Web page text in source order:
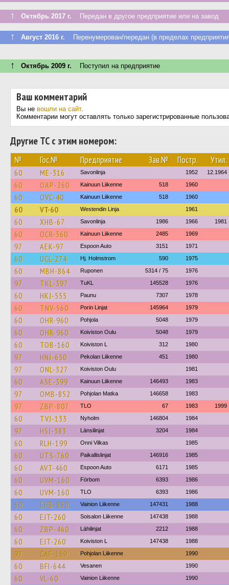
↑ Октябрь 2017 г. Передан в другое предприятие или на завод
↑ Август 2016 г. Перенумерован/передан (в пределах
↑ Октябрь 2009 г. Поступил на предприятие
Ваш комментарий
Вы не вошли на сайт.
Комментарии могут оставлять только зарегистрированные
Другие ТС с этим номером:
№ Гос.№ Предприятие Зав.№ Постр. Утил.
60 ME-316 Savonlinja 1952 12.1964
60 OAP-260 Kainuun Liikenne 518 1960
60 OVC-40 Kainuun Liikenne 518 1960
60 VT-60 Westendin Linja 1961
60 XHB-67 Savonlinja 1986 1966 1981
60 OCR-360 Kainuun Liikenne 2485 1969
97 AEK-97 Espoon Auto 3151 1971
60 UCL-274 Hj. Holmstrom 590 1975
60 MBH-864 Ruponen 5314 / 75 1976
97 TKL-397 TuKL 145528 1976
60 HKJ-555 Paunu 7307 1978
60 TNV-560 Porin Linjat 145964 1979
60 OHR-960 Pohjola 5048 1979
60 OHR-960 Koiviston Oulu 5048 1979
60 TOB-160 Koiviston L 312 1980
97 HNJ-650 Pekolan Liikenne 451 1980
97 ONL-327 Koiviston Oulu 1981
60 ASE-399 Kainuun Liikenne 146493 1983
97 OMB-852 Pohjolan Matka 146658 1983
97 ZBP-807 TLO 67 1983 1999
60 TVJ-133 Nyholm 146804 1984
97 HSJ-383 Länsilinjat 3204 1984
60 RLH-199 Onni Vilkas 1985
60 UTS-760 Paikallislinjat 146916 1985
60 AVT-460 Espoon Auto 6171 1985
60 UVM-160 Förbom 6393 1986
60 UVM-160 TLO 6393 1986
60 EHB-860 Vainion Liikenne 147431 1988
60 EJT-260 Soisalon Liikenne 147438 1988
60 ZBP-460 Lähilinjat 2212 1988
60 EJT-260 Koiviston L 147438 1988
97 CAF-169 Pohjolan Liikenne 1990
60 BFI-644 Vesanen 1990
60 VL-60 Vainion Liikenne 1990